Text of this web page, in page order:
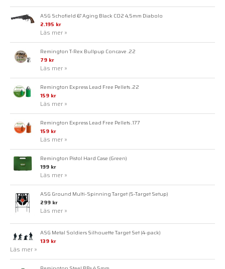
ASG Schofield 6" Aging Black CO2 4,5mm Diabolo
2.195 kr
Läs mer »
Remington T-Rex Bullpup Concave .22
79 kr
Läs mer »
Remington Express Lead Free Pellets .22
159 kr
Läs mer »
Remington Express Lead Free Pellets .177
159 kr
Läs mer »
Remington Pistol Hard Case (Green)
199 kr
Läs mer »
ASG Ground Multi-Spinning Target (5-Target Setup)
299 kr
Läs mer »
ASG Metal Soldiers Silhouette Target Set (4-pack)
139 kr
Läs mer »